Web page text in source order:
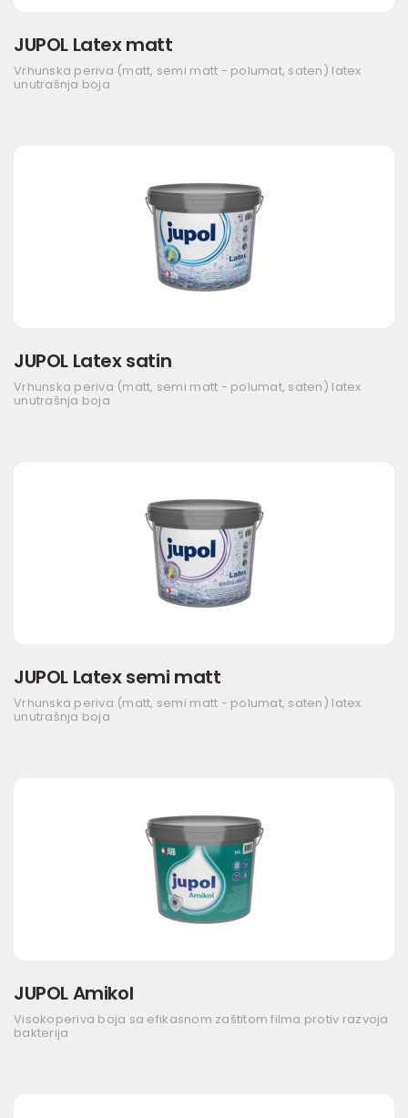
JUPOL Latex matt
Vrhunska periva (matt, semi matt - polumat, saten) latex
unutrašnja boja
JUPOL Latex satin
Vrhunska periva (matt, semi matt - polumat, saten) latex
unutrašnja boja
JUPOL Latex semi matt
Vrhunska periva (matt, semi matt - polumat, saten) latex
unutrašnja boja
JUPOL Amikol
Visokoperiva boja sa efikasnom zaštitom filma protiv razvoja
bakterija